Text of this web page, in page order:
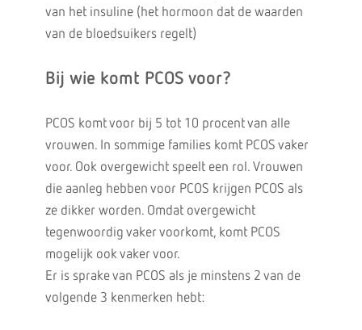
van het insuline (het hormoon dat de waarden
van de bloedsuikers regelt)
Bij wie komt PCOS voor?
PCOS komt voor bij 5 tot 10 procent van alle
vrouwen. In sommige families komt PCOS vaker
voor. Ook overgewicht speelt een rol. Vrouwen
die aanleg hebben voor PCOS krijgen PCOS als
ze dikker worden. Omdat overgewicht
tegenwoordig vaker voorkomt, komt PCOS
mogelijk ook vaker voor.
Er is sprake van PCOS als je minstens 2 van de
volgende 3 kenmerken hebt: